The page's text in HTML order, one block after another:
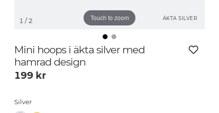
ÄKTA SILVER
Touch to zoom
1 / 2
Mini hoops i äkta silver med
hamrad design
199 kr
Silver